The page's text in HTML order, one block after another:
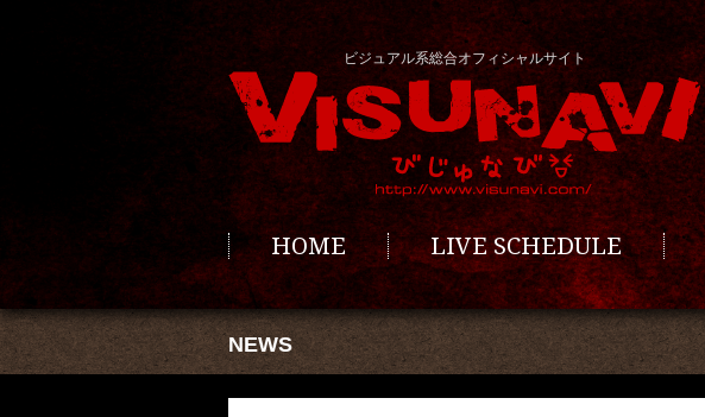
ビジュアル系総合オフィシャルサイト
HOME LIVE SCHEDULE
NEWS